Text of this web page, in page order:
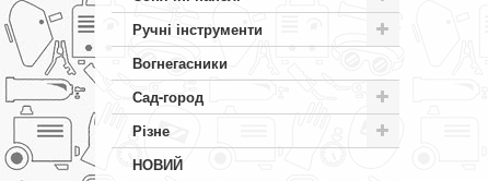
Ручні інструменти
Вогнегасники
Сад-город
Різне
НОВИЙ